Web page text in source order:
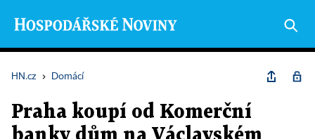
HN.cz › Domácí
Praha koupí od Komerční